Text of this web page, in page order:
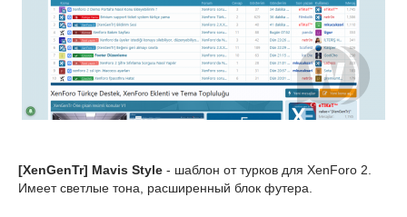
[XenGenTr] Mavis Style - шаблон от турков для XenForo 2.
Имеет светлые тона, расширенный блок футера.